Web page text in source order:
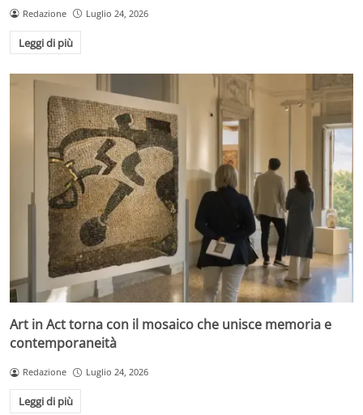
Redazione Luglio 24, 2026
Leggi di più
Art in Act torna con il mosaico che unisce memoria e
contemporaneità
Redazione Luglio 24, 2026
Leggi di più